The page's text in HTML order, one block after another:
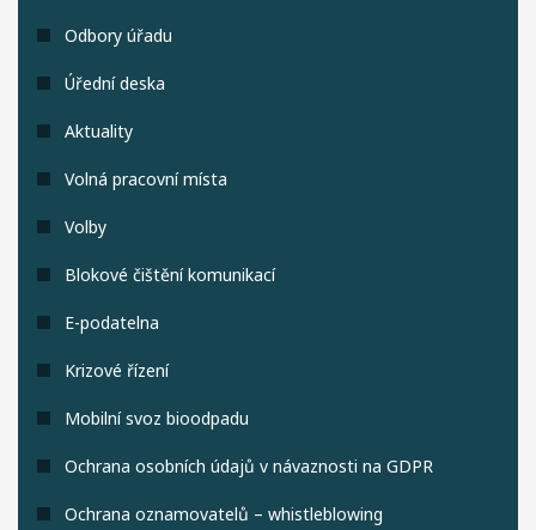
Odbory úřadu
Úřední deska
Aktuality
Volná pracovní místa
Volby
Blokové čištění komunikací
E-podatelna
Krizové řízení
Mobilní svoz bioodpadu
Ochrana osobních údajů v návaznosti na GDPR
Ochrana oznamovatelů – whistleblowing